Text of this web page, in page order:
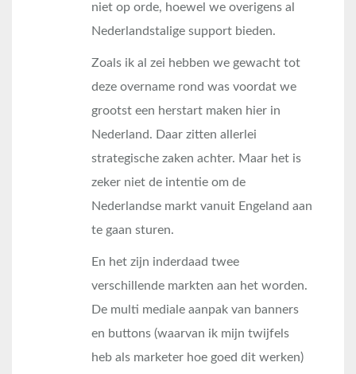
niet op orde, hoewel we overigens al
Nederlandstalige support bieden.
Zoals ik al zei hebben we gewacht tot
deze overname rond was voordat we
grootst een herstart maken hier in
Nederland. Daar zitten allerlei
strategische zaken achter. Maar het is
zeker niet de intentie om de
Nederlandse markt vanuit Engeland aan
te gaan sturen.
En het zijn inderdaad twee
verschillende markten aan het worden.
De multi mediale aanpak van banners
en buttons (waarvan ik mijn twijfels
heb als marketer hoe goed dit werken)